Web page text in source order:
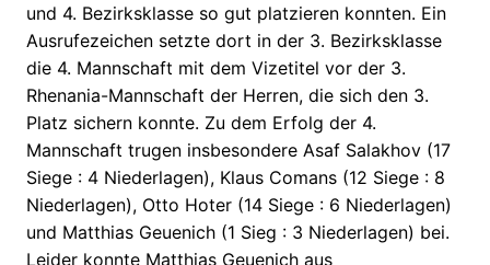
und 4. Bezirksklasse so gut platzieren konnten. Ein
Ausrufezeichen setzte dort in der 3. Bezirksklasse
die 4. Mannschaft mit dem Vizetitel vor der 3.
Rhenania-Mannschaft der Herren, die sich den 3.
Platz sichern konnte. Zu dem Erfolg der 4.
Mannschaft trugen insbesondere Asaf Salakhov (17
Siege : 4 Niederlagen), Klaus Comans (12 Siege : 8
Niederlagen), Otto Hoter (14 Siege : 6 Niederlagen)
und Matthias Geuenich (1 Sieg : 3 Niederlagen) bei.
Leider konnte Matthias Geuenich aus